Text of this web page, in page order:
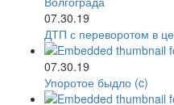
07.30.19
ДТП с переворотом в
07.30.19
Упоротое быдло (c)